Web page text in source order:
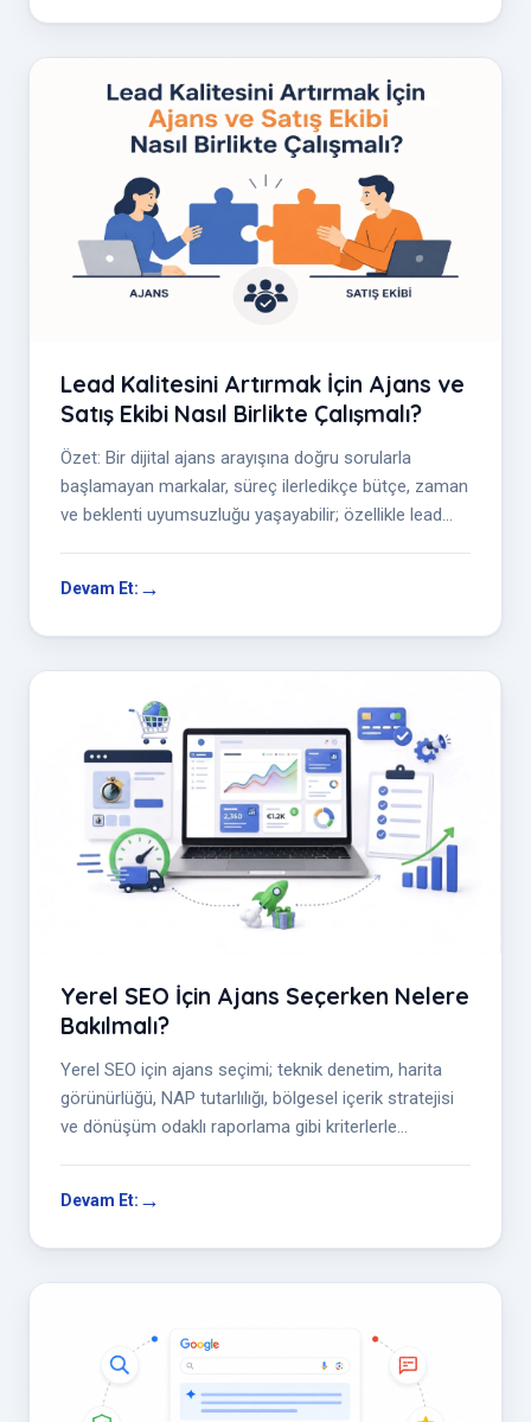
Lead Kalitesini Artırmak İçin Ajans ve
Satış Ekibi Nasıl Birlikte Çalışmalı?
Özet: Bir dijital ajans arayışına doğru sorularla
başlamayan markalar, süreç ilerledikçe bütçe, zaman
ve beklenti uyumsuzluğu yaşayabilir; özellikle lead
Devam Et:
Yerel SEO İçin Ajans Seçerken Nelere
Bakılmalı?
Yerel SEO için ajans seçimi; teknik denetim, harita
görünürlüğü, NAP tutarlılığı, bölgesel içerik stratejisi
ve dönüşüm odaklı raporlama gibi kriterlerle
Devam Et: